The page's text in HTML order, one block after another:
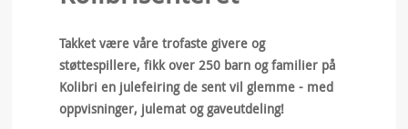
MIN SIDE
Takket være våre trofaste givere og
støttespillere, fikk over 250 barn og familier på
Kolibri en julefeiring de sent vil glemme - med
oppvisninger, julemat og gaveutdeling!